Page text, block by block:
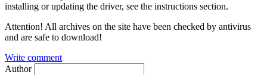
installing or updating the driver, see the instructions section.
Attention! All archives on the site have been checked by antivirus
and are safe to download!
Write comment
Author